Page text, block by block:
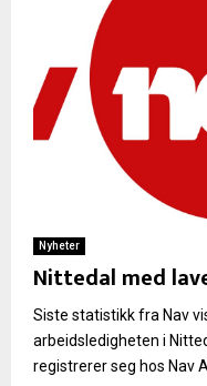
Nyheter
Nittedal med
Siste statistikk fra Nav
arbeidsledigheten i
registrerer seg hos Nav